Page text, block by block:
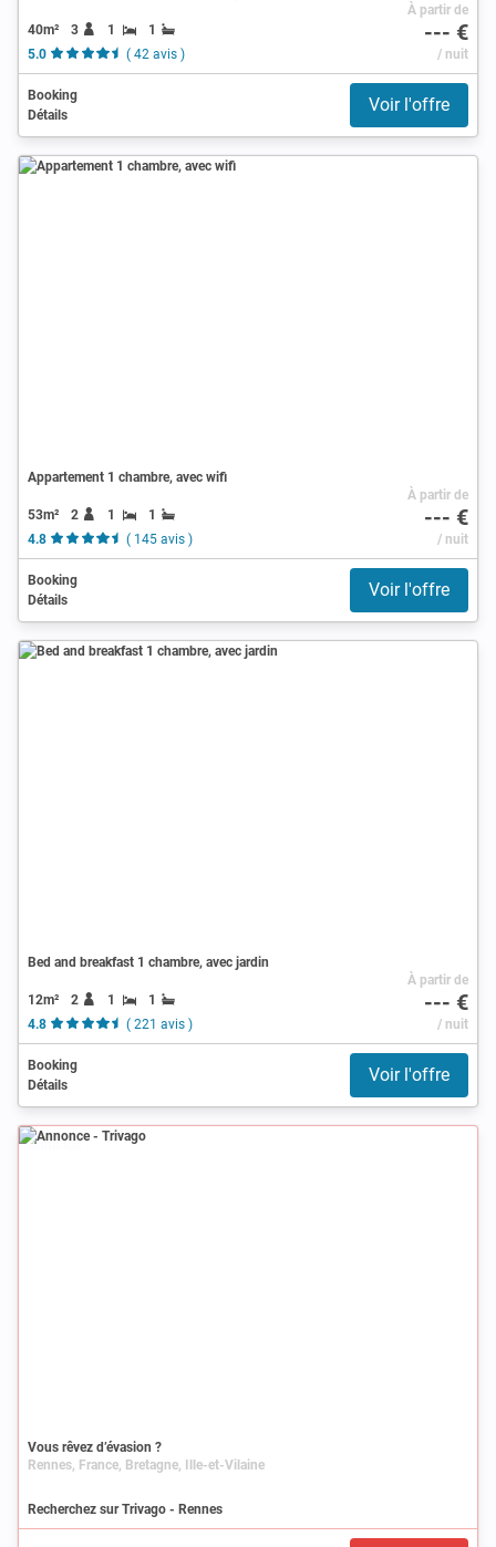
40m² 3 1
1
5.0
( 42 avis )
À partir de
--- €
/ nuit
Booking
Détails
Voir l'offre
Appartement 1 chambre, avec wifi
53m² 2 1
1
4.8
( 145 avis )
À partir de
--- €
/ nuit
Booking
Détails
Voir l'offre
Bed and breakfast 1 chambre, avec jardin
12m² 2 1
1
4.8
( 221 avis )
À partir de
--- €
/ nuit
Booking
Détails
Voir l'offre
Annonce
Vous rêvez d’évasion ?
Rennes, France, Bretagne, Ille-et-Vilaine
Recherchez sur Trivago - Rennes